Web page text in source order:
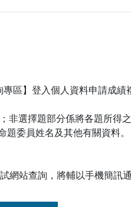
區】登入個人資料申請成績
非選擇題部分係將各題所得
委員姓名及其他有關資料。
網站查詢，將輔以手機簡訊通